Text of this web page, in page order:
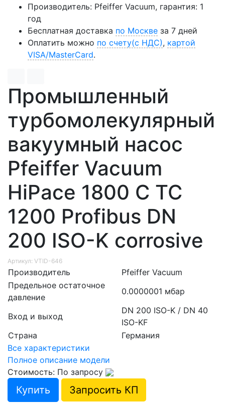
Производитель: Pfeiffer Vacuum, гарантия: 1
год
Бесплатная доставка по Москве за 7 дней
Оплатить можно по счету(с НДС), картой
VISA/MasterCard.
Промышленный
турбомолекулярный
вакуумный насос
Pfeiffer Vacuum
HiPace 1800 C TC
1200 Profibus DN
200 ISO-K corrosive
Артикул: VTID-646
Производитель
Pfeiffer Vacuum
Предельное остаточное
давление
0.0000001 мбар
Вход и выход
DN 200 ISO-K / DN 40
ISO-KF
Страна
Германия
Все характеристики
Полное описание модели
Стоимость: По запросу
Купить Запросить КП